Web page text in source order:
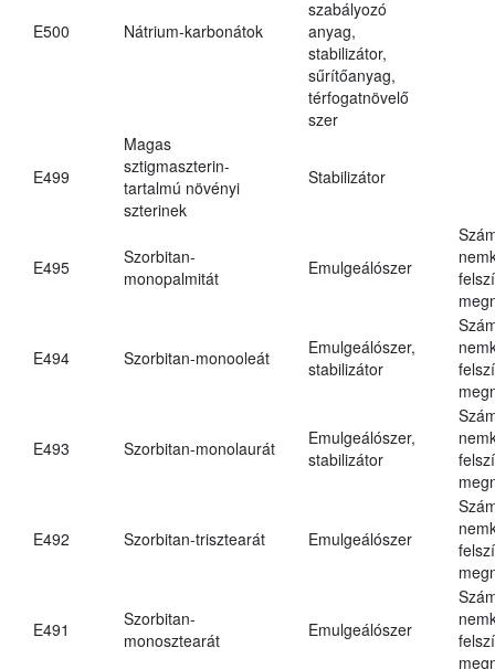
E500 Nátrium-karbonátok
szabályozó
anyag,
stabilizátor,
sűrítőanyag,
térfogatnövelő
szer
E499
Magas
sztigmaszterin-
tartalmú növényi
szterinek
Stabilizátor
E495
Szorbitan-
monopalmitát
Emulgeálószer
E494 Szorbitan-monooleát
Emulgeálószer,
stabilizátor
E493 Szorbitan-monolaurát
Emulgeálószer,
stabilizátor
E492 Szorbitan-trisztearát Emulgeálószer
E491
Szorbitan-
monosztearát
Emulgeálószer